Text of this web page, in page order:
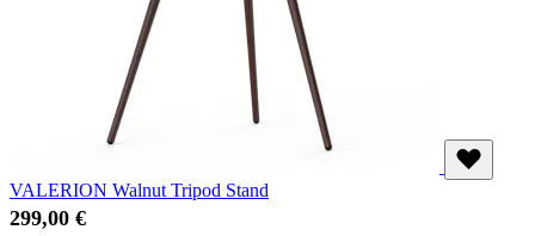
VALERION Walnut Tripod Stand
299,00 €